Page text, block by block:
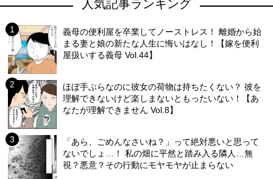
人気記事ランキング
義母の便利屋を卒業してノーストレス！ 離婚から始
まる妻と娘の新たな人生に悔いはなし！【嫁を便利
屋扱いする義母 Vol.44】
ほぼ手ぶらなのに彼女の荷物は持ちたくない？ 彼を
理解できないけど楽しまないともったいない！【あ
なたが理解できません Vol.8】
「あら、ごめんなさいね？」って絶対悪いと思って
ないでしょ…！ 私の畑に平然と踏み入る隣人…無
視？悪意？その行動にモヤモヤが止まらない